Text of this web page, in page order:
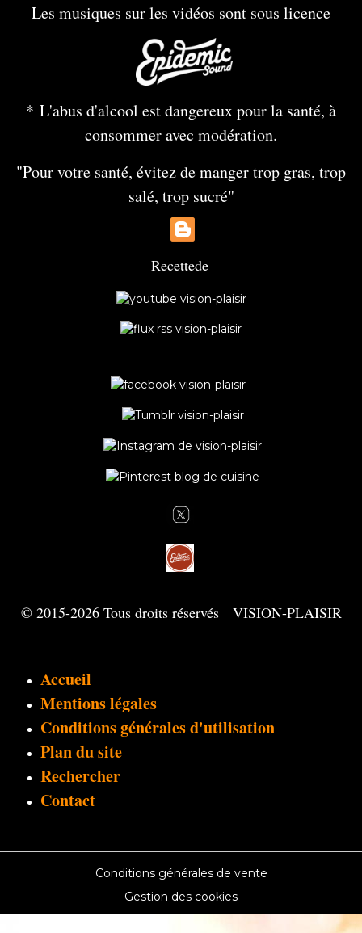
Les musiques sur les vidéos sont sous licence
* L'abus d'alcool est dangereux pour la santé, à
consommer avec modération.
"Pour votre santé, évitez de manger trop gras, trop
salé, trop sucré"
Recettede
© 2015-2026 Tous droits réservés VISION-PLAISIR
Accueil
Mentions légales
Conditions générales d'utilisation
Plan du site
Rechercher
Contact
Conditions générales de vente
Gestion des cookies